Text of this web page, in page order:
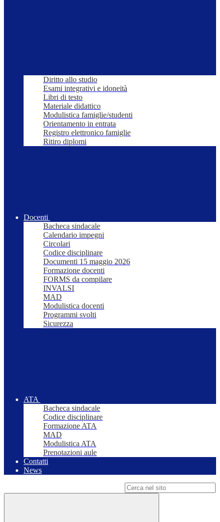
Diritto allo studio
Esami integrativi e idoneità
Libri di testo
Materiale didattico
Modulistica famiglie/studenti
Orientamento in entrata
Registro elettronico famiglie
Ritiro diplomi
Docenti
Bacheca sindacale
Calendario impegni
Circolari
Codice disciplinare
Documenti 15 maggio 2026
Formazione docenti
FORMS da compilare
INVALSI
MAD
Modulistica docenti
Programmi svolti
Sicurezza
ATA
Bacheca sindacale
Codice disciplinare
Formazione ATA
MAD
Modulistica ATA
Prenotazioni aule
Contatti
News